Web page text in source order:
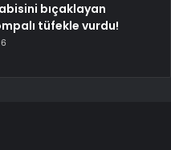
abisini bıçaklayan
tüfekle vurdu!